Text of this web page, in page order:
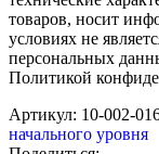
на
группу
из
8
товаров, носит
условиях не
персональных
Политикой
Артикул: 10-002-
начального уровня